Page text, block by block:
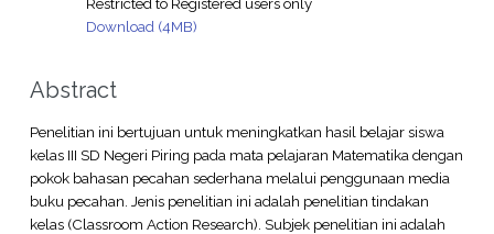
Download (4MB)
Abstract
Penelitian ini bertujuan untuk meningkatkan hasil belajar siswa
kelas III SD Negeri Piring pada mata pelajaran Matematika dengan
pokok bahasan pecahan sederhana melalui penggunaan media
buku pecahan. Jenis penelitian ini adalah penelitian tindakan
kelas (Classroom Action Research). Subjek penelitian ini adalah